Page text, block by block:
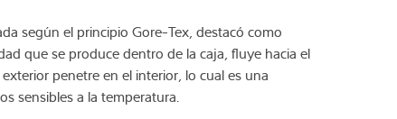
según el principio Gore-Tex, destacó como
que se produce dentro de la caja, fluye hacia el
penetre en el interior, lo cual es una
sensibles a la temperatura.